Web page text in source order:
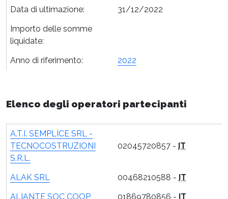
Data di ultimazione:
31/12/2022
Importo delle somme
liquidate:
Anno di riferimento:
2022
Elenco degli operatori partecipanti
A.T.I. SEMPLICE SRL -
TECNOCOSTRUZIONI
S.R.L.
02045720857 - IT
ALAK SRL 00468210588 - IT
ALIANTE SOC COOP
01869780856 - IT